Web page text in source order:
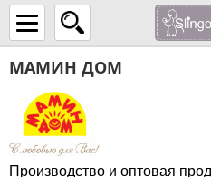
МАМИН ДОМ
Производство и оптовая